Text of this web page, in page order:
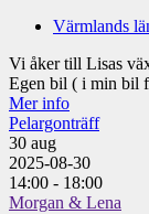
Värmlands
Vi åker till Lisas
Egen bil ( i min bil
Mer info
Pelargonträff
30 aug
2025-08-30
14:00 - 18:00
Morgan & Lena